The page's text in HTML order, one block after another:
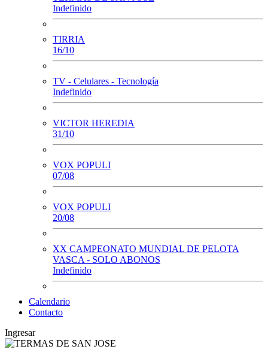
Indefinido
TIRRIA
16/10
TV - Celulares - Tecnología
Indefinido
VICTOR HEREDIA
31/10
VOX POPULI
07/08
VOX POPULI
20/08
XX CAMPEONATO MUNDIAL DE PELOTA
VASCA - SOLO ABONOS
Indefinido
Calendario
Contacto
Ingresar